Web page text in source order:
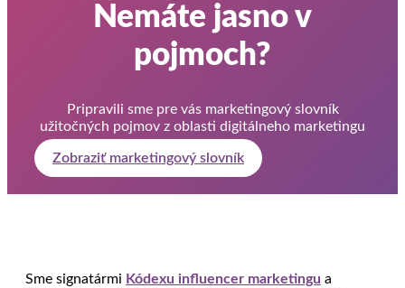
Nemáte jasno v
pojmoch?
Pripravili sme pre vás marketingový slovník
užitočných pojmov z oblasti digitálneho marketingu
Zobraziť marketingový slovník
Sme signatármi Kódexu influencer marketingu a